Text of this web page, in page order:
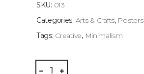
SKU: 013
Categories: Arts & Crafts, Posters
Tags: Creative, Minimalism
Rollbahn